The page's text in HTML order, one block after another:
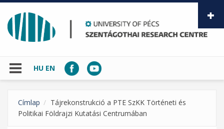
Skip to main content
HU EN
Címlap
Tájrekonstrukció a PTE SzKK Történeti és
Politikai Földrajzi Kutatási Centrumában